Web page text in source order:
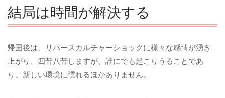
結局は時間が解決する
帰国後は、リバースカルチャーショックに様々な感情が湧き
上がり、四苦八苦しますが、誰にでも起こりうることであ
り、新しい環境に慣れるほかありません。